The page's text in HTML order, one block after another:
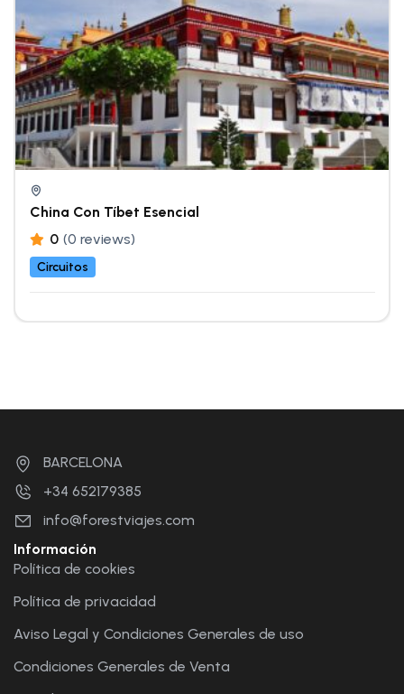
China Con Tíbet Esencial
0 (0 reviews)
Circuitos
BARCELONA
+34 652179385
info@forestviajes.com
Información
Política de cookies
Política de privacidad
Aviso Legal y Condiciones Generales de uso
Condiciones Generales de Venta